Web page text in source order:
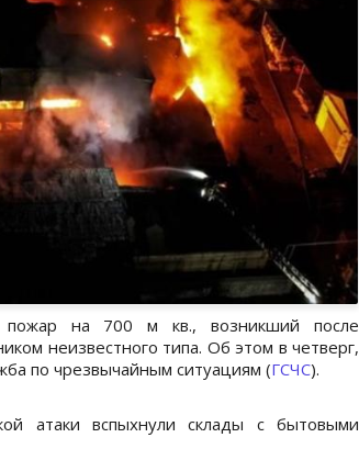
пожар на 700 м кв., возникший после
неизвестного типа. Об этом в четверг,
по чрезвычайным ситуациям (ГСЧС).
атаки вспыхнули склады с бытовыми